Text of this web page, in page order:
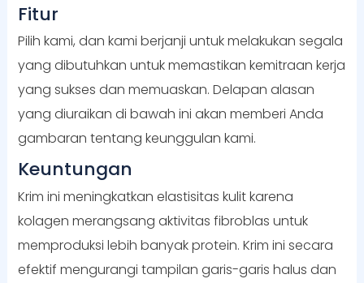
Fitur
Pilih kami, dan kami berjanji untuk melakukan segala
yang dibutuhkan untuk memastikan kemitraan kerja
yang sukses dan memuaskan. Delapan alasan
yang diuraikan di bawah ini akan memberi Anda
gambaran tentang keunggulan kami.
Keuntungan
Krim ini meningkatkan elastisitas kulit karena
kolagen merangsang aktivitas fibroblas untuk
memproduksi lebih banyak protein. Krim ini secara
efektif mengurangi tampilan garis-garis halus dan